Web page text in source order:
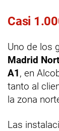
Casi
Uno de los
Madrid
A1, en
tanto al
la zona
Las